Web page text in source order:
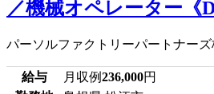
／機械オペレーター《
パーソルファクトリーパートナー
給与 月収例236,000円